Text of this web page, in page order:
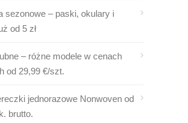
sezonowe – paski, okulary i
od 5 zł
– różne modele w cenach
od 29,99 €/szt.
jednorazowe Nonwoven od
brutto.